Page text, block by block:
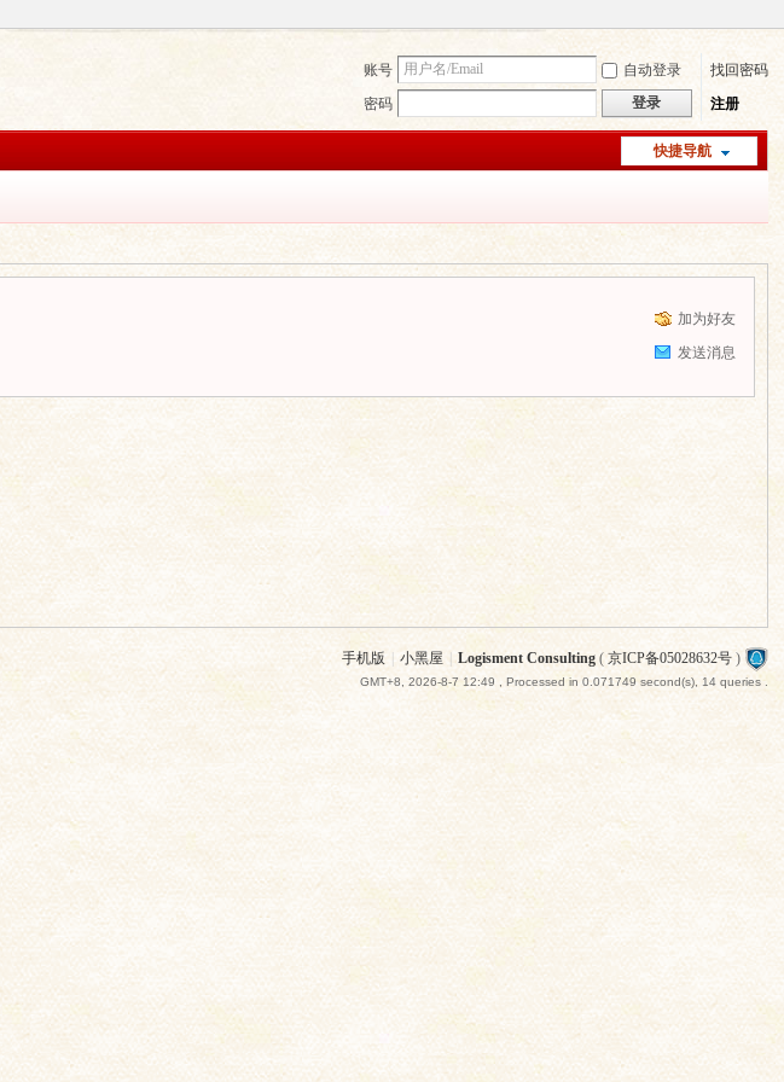
账号 自动登录
找回密码
密码
登录 注册
快捷导航
加为好友
发送消息
手机版 小黑屋 Logisment Consulting(京ICP备05028632号)
GMT+8, 2026-8-7 12:49 , Processed in 0.071749 second(s), 14 queries .